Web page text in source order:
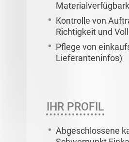
Kontrolle von
Richtigkeit und
Pflege von
Lieferanteninfos)
IHR PROFIL
Abgeschlossene